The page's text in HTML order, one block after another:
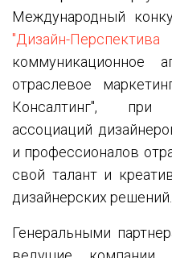
Международный
"Дизайн-
коммуникационное
отраслевое
Консалтинг",
ассоциаций
и профессионалов
свой талант и
дизайнерских решений.
Генеральными